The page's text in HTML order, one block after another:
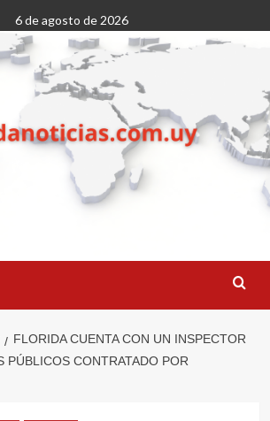
6 de agosto de 2026
FLORIDA CUENTA CON UN INSPECTOR
PÚBLICOS CONTRATADO POR